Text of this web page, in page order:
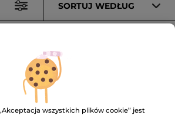
SORTUJ WEDŁUG
wszystkich plików cookie” jest